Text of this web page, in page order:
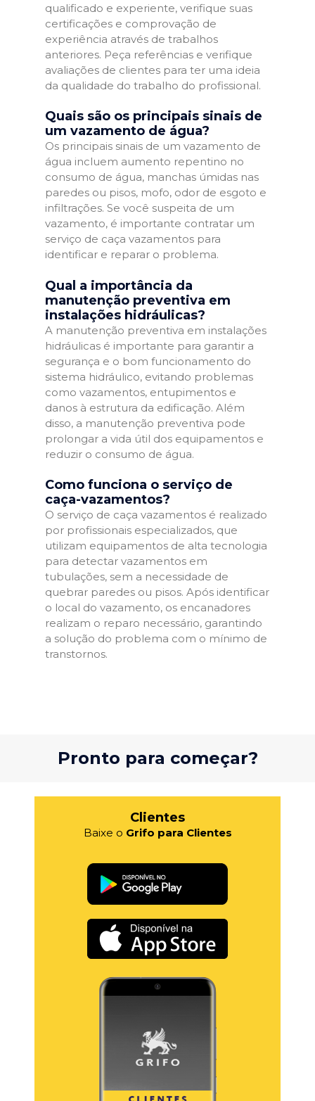
qualificado e experiente, verifique suas
certificações e comprovação de
experiência através de trabalhos
anteriores. Peça referências e verifique
avaliações de clientes para ter uma ideia
da qualidade do trabalho do profissional.
Quais são os principais sinais de
um vazamento de água?
Os principais sinais de um vazamento de
água incluem aumento repentino no
consumo de água, manchas úmidas nas
paredes ou pisos, mofo, odor de esgoto e
infiltrações. Se você suspeita de um
vazamento, é importante contratar um
serviço de caça vazamentos para
identificar e reparar o problema.
Qual a importância da
manutenção preventiva em
instalações hidráulicas?
A manutenção preventiva em instalações
hidráulicas é importante para garantir a
segurança e o bom funcionamento do
sistema hidráulico, evitando problemas
como vazamentos, entupimentos e
danos à estrutura da edificação. Além
disso, a manutenção preventiva pode
prolongar a vida útil dos equipamentos e
reduzir o consumo de água.
Como funciona o serviço de
caça-vazamentos?
O serviço de caça vazamentos é realizado
por profissionais especializados, que
utilizam equipamentos de alta tecnologia
para detectar vazamentos em
tubulações, sem a necessidade de
quebrar paredes ou pisos. Após identificar
o local do vazamento, os encanadores
realizam o reparo necessário, garantindo
a solução do problema com o mínimo de
transtornos.
Pronto para começar?
Clientes
Baixe o Grifo para Clientes